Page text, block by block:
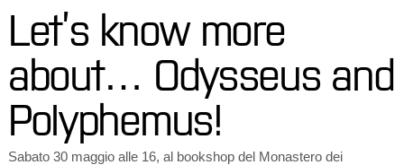
Let’s know more
about… Odysseus and
Polyphemus!
Sabato 30 maggio alle 16, al bookshop del Monastero dei